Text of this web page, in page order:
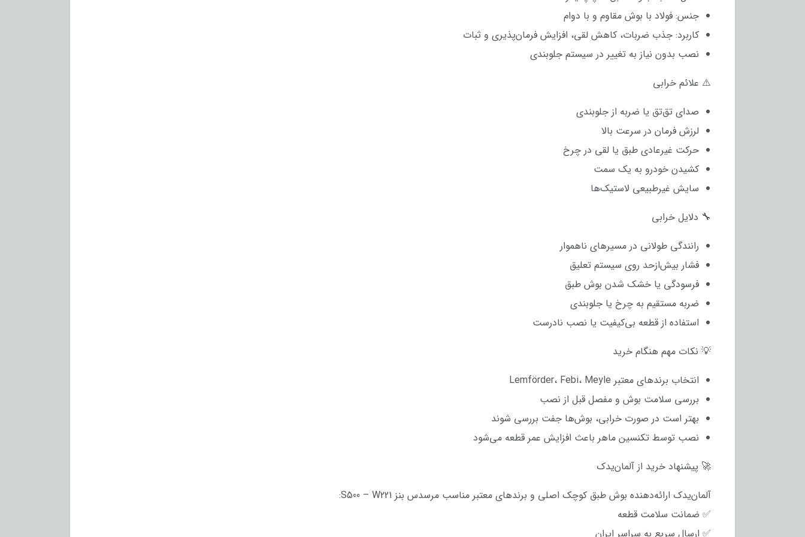
جنس: فولاد با بوش مقاوم و با دوام
کاربرد: جذب ضربات، کاهش لقی، افزایش فرمان‌پذیری و ثبات
نصب بدون نیاز به تغییر در سیستم جلوبندی
⚠️ علائم خرابی
صدای تق‌تق یا ضربه از جلوبندی
لرزش فرمان در سرعت بالا
حرکت غیرعادی طبق یا لقی در چرخ
کشیدن خودرو به یک سمت
سایش غیرطبیعی لاستیک‌ها
🔧 دلایل خرابی
رانندگی طولانی در مسیرهای ناهموار
فشار بیش‌ازحد روی سیستم تعلیق
فرسودگی یا خشک شدن بوش طبق
ضربه مستقیم به چرخ یا جلوبندی
استفاده از قطعه بی‌کیفیت یا نصب نادرست
💡 نکات مهم هنگام خرید
انتخاب برندهای معتبر Lemförder، Febi، Meyle
بررسی سلامت بوش و مفصل قبل از نصب
بهتر است در صورت خرابی، بوش‌ها جفت بررسی شوند
نصب توسط تکنسین ماهر باعث افزایش عمر قطعه می‌شود
🚀 پیشنهاد خرید از آلمان‌یدک
آلمان‌یدک ارائه‌دهنده بوش طبق کوچک اصلی و برندهای معتبر مناسب مرسدس بنز S500 – W221:
✅ ضمانت سلامت قطعه
✅ ارسال سریع به سراسر ایران